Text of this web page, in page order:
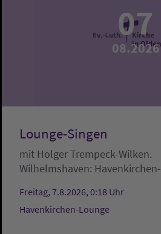
07
08.2026
Lounge-Singen
mit Holger Trempeck-Wilken.
Wilhelmshaven:
Freitag, 7.8.2026, 0:18 Uhr
Havenkirchen-Lounge